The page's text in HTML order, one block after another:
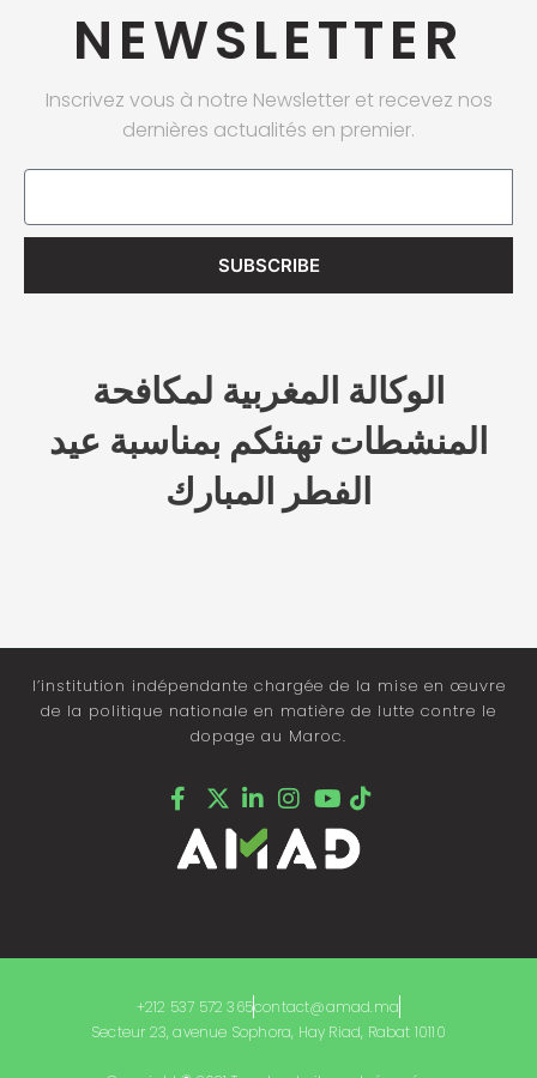
NEWSLETTER
Inscrivez vous à notre Newsletter et recevez nos
dernières actualités en premier.
Email
SUBSCRIBE
الوكالة المغربية لمكافحة
المنشطات تهنئكم بمناسبة عيد
الفطر المبارك
l’institution indépendante chargée de la mise en œuvre
de la politique nationale en matière de lutte contre le
dopage au Maroc.
+212 537 572 365contact@amad.ma
Secteur 23, avenue Sophora, Hay Riad, Rabat 10110